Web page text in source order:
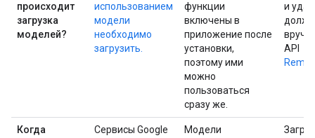
происходит
загрузка
моделей?
использованием
модели
необходимо
загрузить.
функции
включены в
приложение после
установки,
поэтому ими
можно
пользоваться
сразу же.
и
API
Когда Сервисы Google Модели